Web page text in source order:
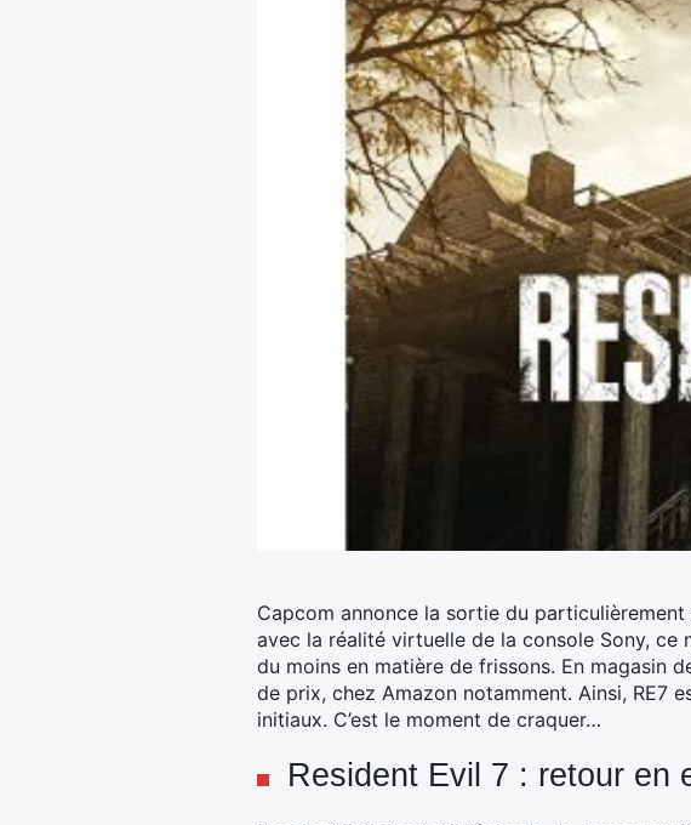
Capcom annonce la sortie du
avec la réalité virtuelle de la console Sony, ce
du moins en matière de frissons. En magasin
de prix, chez Amazon notamment. Ainsi, RE7
initiaux. C’est le moment de craquer…
Resident Evil 7 : retour en